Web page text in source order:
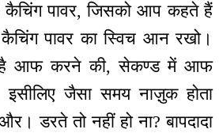
कैचिंग पावर, जिसको आप कहते हैं
पावर का स्विच आन रखो।
है आफ करने की, सेकण्ड में आफ
जैसा समय नाज़ुक होता
डरते तो नहीं हो ना? बापदादा